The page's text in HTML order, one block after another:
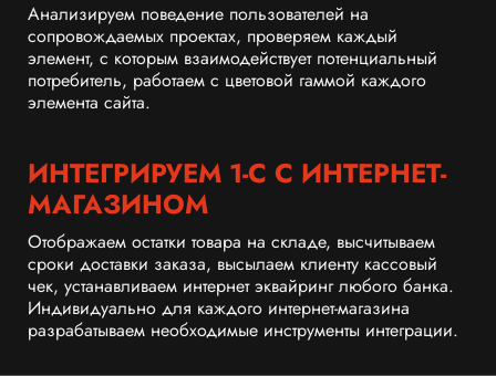
Анализируем поведение пользователей на
сопровождаемых проектах, проверяем каждый
элемент, с которым взаимодействует потенциальный
потребитель, работаем с цветовой гаммой каждого
элемента сайта.
ИНТЕГРИРУЕМ 1-C С ИНТЕРНЕТ-
МАГАЗИНОМ
Отображаем остатки товара на складе, высчитываем
сроки доставки заказа, высылаем клиенту кассовый
чек, устанавливаем интернет эквайринг любого банка.
Индивидуально для каждого интернет-магазина
разрабатываем необходимые инструменты интеграции.